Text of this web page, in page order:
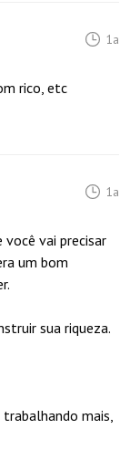
1a
rico, etc
1a
vai precisar
um bom
sua riqueza.
mais,